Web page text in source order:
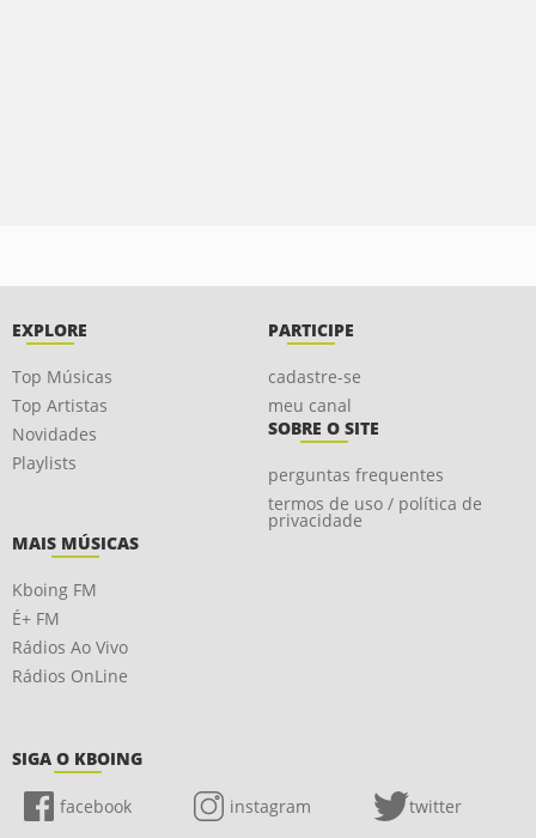
EXPLORE
Top Músicas
Top Artistas
Novidades
Playlists
PARTICIPE
cadastre-se
meu canal
SOBRE O SITE
perguntas frequentes
termos de uso / política de
privacidade
MAIS MÚSICAS
Kboing FM
É+ FM
Rádios Ao Vivo
Rádios OnLine
SIGA O KBOING
facebook instagram twitter